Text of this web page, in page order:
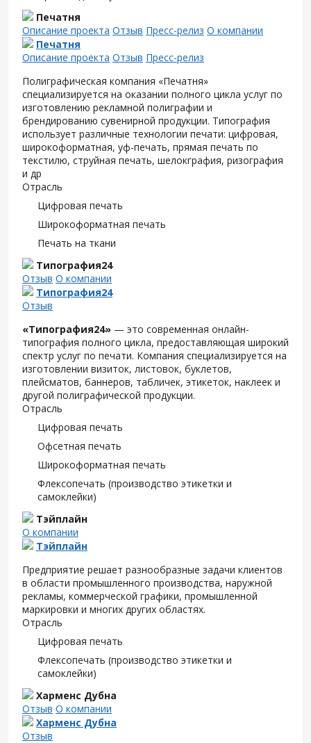
Печатня
Описание проекта Отзыв Пресс-релиз О компании
Печатня
Описание проекта Отзыв Пресс-релиз
Полиграфическая компания «Печатня»
специализируется на оказании полного цикла услуг по
изготовлению рекламной полиграфии и
брендированию сувенирной продукции. Типография
использует различные технологии печати: цифровая,
широкоформатная, уф-печать, прямая печать по
текстилю, струйная печать, шелокграфия, ризография
и др
Отрасль
Цифровая печать
Широкоформатная печать
Печать на ткани
Типография24
Отзыв О компании
Типография24
Отзыв
«Типография24» — это современная онлайн-
типография полного цикла, предоставляющая широкий
спектр услуг по печати. Компания специализируется на
изготовлении визиток, листовок, буклетов,
плейсматов, баннеров, табличек, этикеток, наклеек и
другой полиграфической продукции.
Отрасль
Цифровая печать
Офсетная печать
Широкоформатная печать
Флексопечать (производство этикетки и
самоклейки)
Тэйплайн
О компании
Тэйплайн
Предприятие решает разнообразные задачи клиентов
в области промышленного производства, наружной
рекламы, коммерческой графики, промышленной
маркировки и многих других областях.
Отрасль
Цифровая печать
Флексопечать (производство этикетки и
самоклейки)
Харменс Дубна
Отзыв О компании
Харменс Дубна
Отзыв